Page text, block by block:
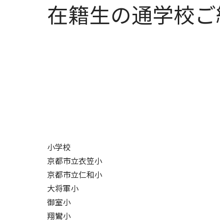
在籍生の通学校
小学校
京都市立衣笠小
京都市立仁和小
大将軍小
御室小
翔鸞小